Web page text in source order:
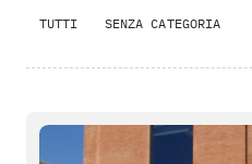
TUTTI SENZA CATEGORIA